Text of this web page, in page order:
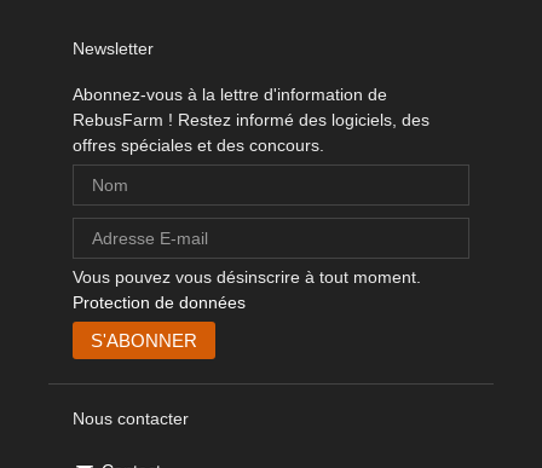
Newsletter
Abonnez-vous à la lettre d'information de
RebusFarm ! Restez informé des logiciels, des
offres spéciales et des concours.
Vous pouvez vous désinscrire à tout moment.
Protection de données
Nous contacter